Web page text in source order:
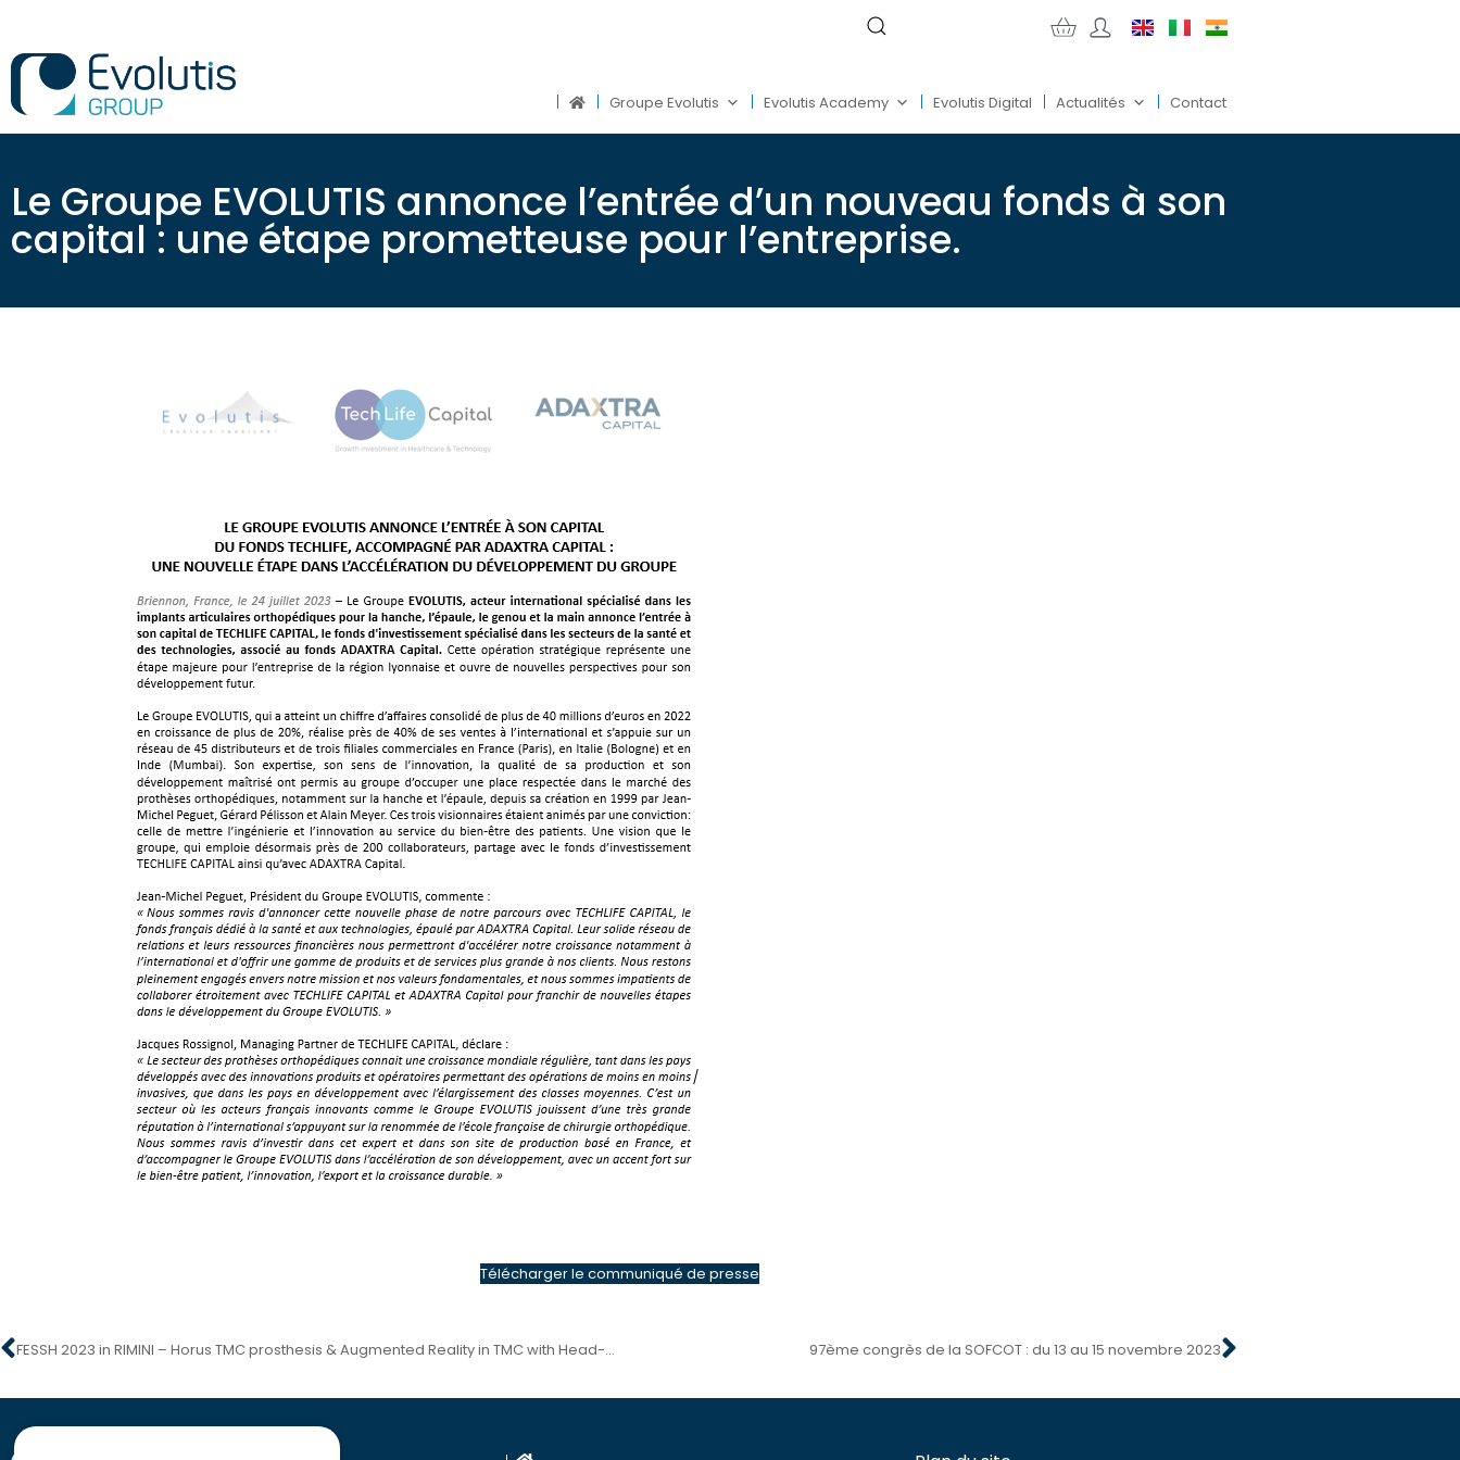
Groupe Evolutis Evolutis Academy Evolutis Digital Actualités Contact
Le Groupe EVOLUTIS annonce l’entrée d’un nouveau fonds à son
capital : une étape prometteuse pour l’entreprise.
Télécharger le communiqué de presse
FESSH 2023 in RIMINI – Horus TMC prosthesis & Augmented Reality in TMC with Head-Op 97ème congrès de la SOFCOT : du 13 au 15 novembre 2023